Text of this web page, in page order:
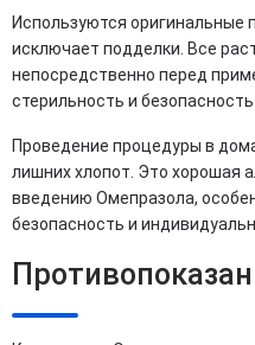
Используются оригинальные
исключает подделки. Все
непосредственно перед
стерильность и
Проведение процедуры в
лишних хлопот. Это хорошая
введению Омепразола,
безопасность и